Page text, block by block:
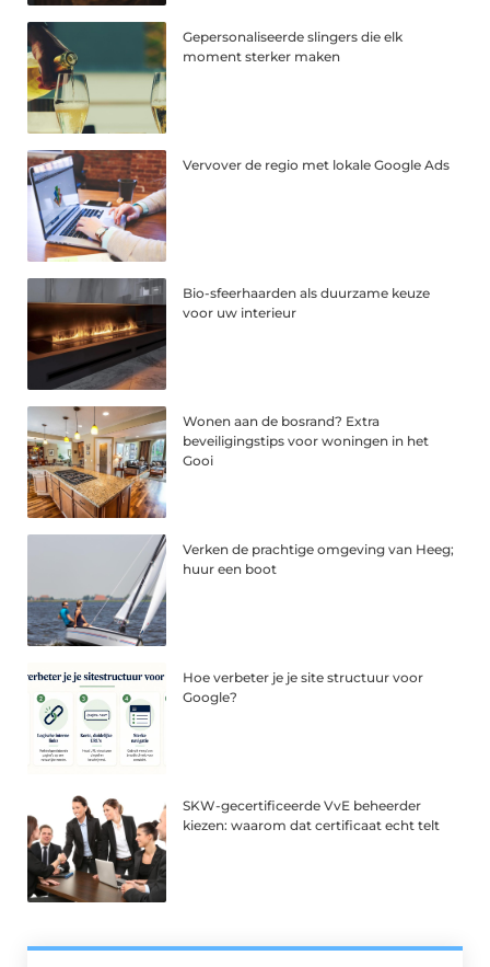
Gepersonaliseerde slingers die elk
moment sterker maken
Vervover de regio met lokale Google Ads
Bio-sfeerhaarden als duurzame keuze
voor uw interieur
Wonen aan de bosrand? Extra
beveiligingstips voor woningen in het
Gooi
Verken de prachtige omgeving van Heeg;
huur een boot
Hoe verbeter je je site structuur voor
Google?
SKW-gecertificeerde VvE beheerder
kiezen: waarom dat certificaat echt telt